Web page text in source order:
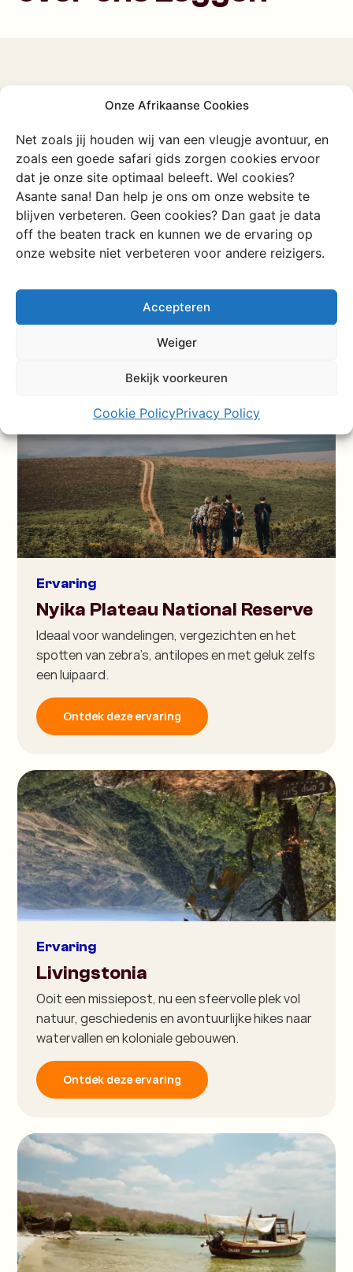
Onze Afrikaanse Cookies
Net zoals jij houden wij van een vleugje avontuur, en
zoals een goede safari gids zorgen cookies ervoor
dat je onze site optimaal beleeft. Wel cookies?
Asante sana! Dan help je ons om onze website te
blijven verbeteren. Geen cookies? Dan gaat je data
off the beaten track en kunnen we de ervaring op
onze website niet verbeteren voor andere reizigers.
Accepteren
Weiger
Bekijk voorkeuren
Cookie PolicyPrivacy Policy
De ervaring van
onze pioniers​​
Om deze video te bekijken zijn
marketingcookies vereist.
Cookievoorkeuren aanpassen
Ontdek meer van
Ervaring
Nyika Plateau National Reserve
Ideaal voor wandelingen, vergezichten en het
spotten van zebra’s, antilopes en met geluk zelfs
een luipaard.
Ontdek deze ervaring
Ervaring
Livingstonia
Ooit een missiepost, nu een sfeervolle plek vol
natuur, geschiedenis en avontuurlijke hikes naar
watervallen en koloniale gebouwen.
Ontdek deze ervaring